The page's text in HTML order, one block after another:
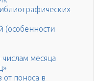
(особенности
числам месяца
поноса в